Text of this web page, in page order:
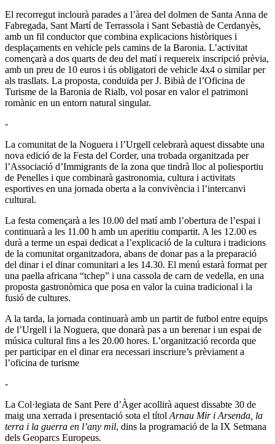
El recorregut inclourà parades a l’àrea del dolmen de Santa Anna de
Fabregada, Sant Martí de Terrassola i Sant Sebastià de Cerdanyès,
amb un fil conductor que combina explicacions històriques i
desplaçaments en vehicle pels camins de la Baronia. L’activitat
començarà a dos quarts de deu del matí i requereix inscripció prèvia,
amb un preu de 10 euros i ús obligatori de vehicle 4x4 o similar per
als trasllats. La proposta, conduïda per J. Bibià de l’Oficina de
Turisme de la Baronia de Rialb, vol posar en valor el patrimoni
romànic en un entorn natural singular.
-
La comunitat de la Noguera i l’Urgell celebrarà aquest dissabte una
nova edició de la Festa del Corder, una trobada organitzada per
l’Associació d’Immigrants de la zona que tindrà lloc al poliesportiu
de Penelles i que combinarà gastronomia, cultura i activitats
esportives en una jornada oberta a la convivència i l’intercanvi
cultural.
La festa començarà a les 10.00 del matí amb l’obertura de l’espai i
continuarà a les 11.00 h amb un aperitiu compartit. A les 12.00 es
durà a terme un espai dedicat a l’explicació de la cultura i tradicions
de la comunitat organitzadora, abans de donar pas a la preparació
del dinar i el dinar comunitari a les 14.30. El menú estarà format per
una paella africana “tchep” i una cassola de carn de vedella, en una
proposta gastronòmica que posa en valor la cuina tradicional i la
fusió de cultures.
A la tarda, la jornada continuarà amb un partit de futbol entre equips
de l’Urgell i la Noguera, que donarà pas a un berenar i un espai de
música cultural fins a les 20.00 hores. L’organització recorda que
per participar en el dinar era necessari inscriure’s prèviament a
l’oficina de turisme
-
La Col·legiata de Sant Pere d’Àger acollirà aquest dissabte 30 de
maig una xerrada i presentació sota el títolArnau Mir i Arsenda, la
terra i la guerra en l’any mil, dins la programació de la IX Setmana
dels Geoparcs Europeus.